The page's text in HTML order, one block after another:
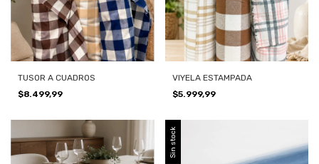
TUSOR A CUADROS
$8.499,99
VIYELA ESTAMPADA
$5.999,99
Sin stock